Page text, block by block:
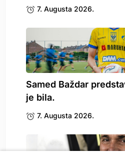
7. Augusta 2026.
Samed Baždar
je bila.
7. Augusta 2026.